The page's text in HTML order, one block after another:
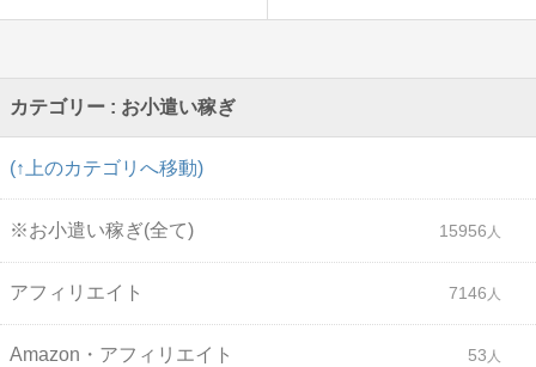
カテゴリー : お小遣い稼ぎ
(↑上のカテゴリへ移動)
※お小遣い稼ぎ(全て) 15956
アフィリエイト 7146
Amazon・アフィリエイト 53